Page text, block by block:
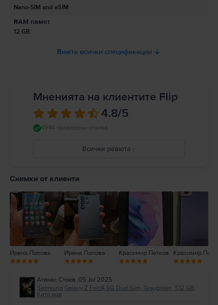
свързани с продукта.
Nano-SIM and eSIM
RAM памет
12 GB
Вижте всички спецификации
Мненията на клиентите Flip
4.8/5
4944 проверени отзива
Всички ревюта
2
Снимки от клиенти
Ирена Попова Ирена Попова Красимир Петков Красимир
Атанас Стоев ,05 Jul 2025
Samsung Galaxy Z Fold4 5G Dual Sim, Graygreen, 512 GB,
Като нов